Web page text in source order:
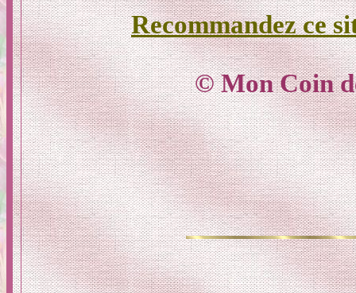
Recommandez ce
© Mon Coin